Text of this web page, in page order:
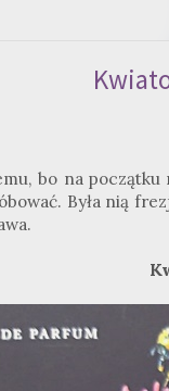
bo na
Była nią